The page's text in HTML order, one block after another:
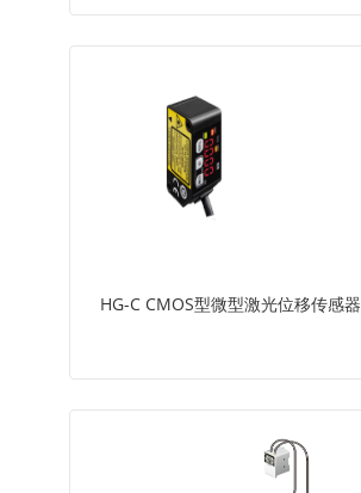
HG-C CMOS型微型激光位移传感器